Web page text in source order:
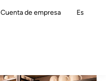
Cuenta de empresa Es